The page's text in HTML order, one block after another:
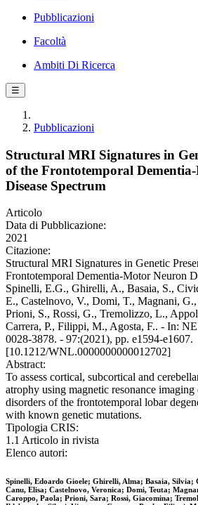
Pubblicazioni
Facoltà
Ambiti Di Ricerca
☰
Pubblicazioni
Structural MRI Signatures in
of the Frontotemporal
Disease Spectrum
Articolo
Data di Pubblicazione:
2021
Citazione:
Structural MRI Signatures in Genetic
Frontotemporal Dementia-Motor Neuron
Spinelli, E.G., Ghirelli, A., Basaia, S.,
E., Castelnovo, V., Domi, T., Magnani, G.,
Prioni, S., Rossi, G., Tremolizzo, L.,
Carrera, P., Filippi, M., Agosta, F.. - In:
0028-3878. - 97:(2021), pp. e1594-e1607.
[10.1212/WNL.0000000000012702]
Abstract:
To assess cortical, subcortical and
atrophy using magnetic resonance
disorders of the frontotemporal lobar
with known genetic mutations.
Tipologia CRIS:
1.1 Articolo in rivista
Elenco autori:
Spinelli, Edoardo Gioele; Ghirelli, Alma; Basaia,
Canu, Elisa; Castelnovo, Veronica; Domi, Teuta;
Caroppo, Paola; Prioni, Sara; Rossi, Giacomina;